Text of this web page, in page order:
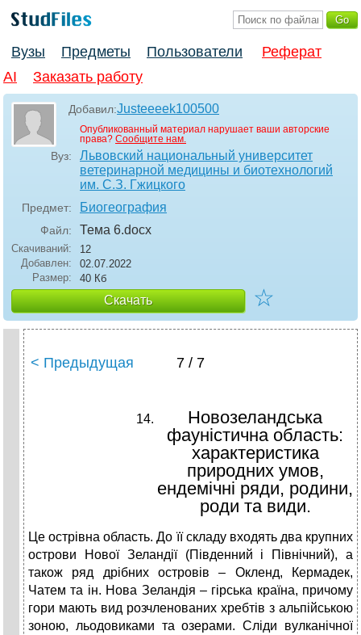
Вузы Предметы Пользователи
Реферат
AI
Заказать работу
Добавил:Justeeeek100500
Опубликованный материал нарушает ваши авторские
права? Сообщите нам.
Вуз:
Львовский национальный университет
ветеринарной медицины и биотехнологий
им. С.З. Гжицкого
Предмет: Биогеография
Файл: Тема 6.docx
Скачиваний:
12
Добавлен:
02.07.2022
Размер:
40 Кб
Скачать ☆
< Предыдущая 7 / 7
Новозеландська
фауністична область:
характеристика
природних умов,
ендемічні ряди, родини,
роди та види.
Це острівна область. До її складу входять два крупних
острови Нової Зеландії (Південний і Північний), а
також ряд дрібних островів – Окленд, Кермадек,
Чатем та ін. Нова Зеландія – гірська країна, причому
гори мають вид розчленованих хребтів з альпійською
зоною, льодовиками та озерами. Сліди вулканічної